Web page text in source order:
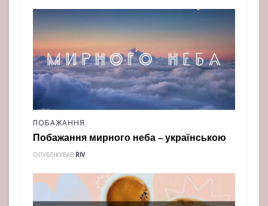
ПОБАЖАННЯ
Побажання мирного неба – українською
ОПУБЛІКУВАВ RIV